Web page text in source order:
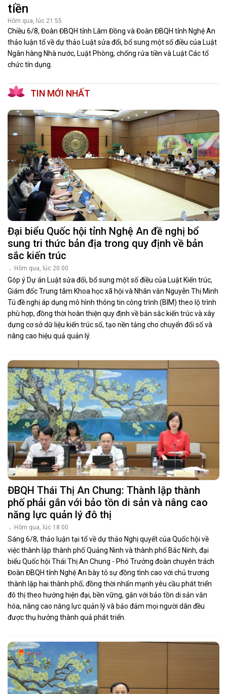
tiền
Hôm qua, lúc 21:55
Chiều 6/8, Đoàn ĐBQH tỉnh Lâm Đồng và Đoàn ĐBQH tỉnh Nghệ An
thảo luận tổ về dự thảo Luật sửa đổi, bổ sung một số điều của Luật
Ngân hàng Nhà nước, Luật Phòng, chống rửa tiền và Luật Các tổ
chức tín dụng.
TIN MỚI NHẤT
Đại biểu Quốc hội tỉnh Nghệ An đề nghị bổ
sung tri thức bản địa trong quy định về bản
sắc kiến trúc
Hôm qua, lúc 20:00
Góp ý Dự án Luật sửa đổi, bổ sung một số điều của Luật Kiến trúc,
Giám đốc Trung tâm Khoa học xã hội và Nhân văn Nguyễn Thị Minh
Tú đề nghị áp dụng mô hình thông tin công trình (BIM) theo lộ trình
phù hợp, đồng thời hoàn thiện quy định về bản sắc kiến trúc và xây
dựng cơ sở dữ liệu kiến trúc số, tạo nền tảng cho chuyển đổi số và
nâng cao hiệu quả quản lý.
ĐBQH Thái Thị An Chung: Thành lập thành
phố phải gắn với bảo tồn di sản và nâng cao
năng lực quản lý đô thị
Hôm qua, lúc 18:00
Sáng 6/8, thảo luận tại tổ về dự thảo Nghị quyết của Quốc hội về
việc thành lập thành phố Quảng Ninh và thành phố Bắc Ninh, đại
biểu Quốc hội Thái Thị An Chung - Phó Trưởng đoàn chuyên trách
Đoàn ĐBQH tỉnh Nghệ An bày tỏ sự đồng tình cao với chủ trương
thành lập hai thành phố; đồng thời nhấn mạnh yêu cầu phát triển
đô thị theo hướng hiện đại, bền vững, gắn với bảo tồn di sản văn
hóa, nâng cao năng lực quản lý và bảo đảm mọi người dân đều
được thụ hưởng thành quả phát triển.